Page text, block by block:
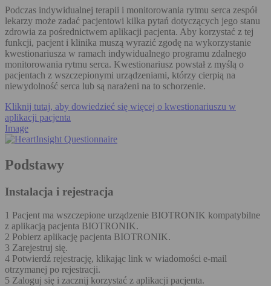
Podczas indywidualnej terapii i monitorowania rytmu serca zespół
lekarzy może zadać pacjentowi kilka pytań dotyczących jego stanu
zdrowia za pośrednictwem aplikacji pacjenta. Aby korzystać z tej
funkcji, pacjent i klinika muszą wyrazić zgodę na wykorzystanie
kwestionariusza w ramach indywidualnego programu zdalnego
monitorowania rytmu serca. Kwestionariusz powstał z myślą o
pacjentach z wszczepionymi urządzeniami, którzy cierpią na
niewydolność serca lub są narażeni na to schorzenie.
Kliknij tutaj, aby dowiedzieć się więcej o kwestionariuszu w
aplikacji pacjenta
Image
Podstawy
Instalacja i rejestracja
1 Pacjent ma wszczepione urządzenie BIOTRONIK kompatybilne
z aplikacją pacjenta BIOTRONIK.
2 Pobierz aplikację pacjenta BIOTRONIK.
3 Zarejestruj się.
4 Potwierdź rejestrację, klikając link w wiadomości e-mail
otrzymanej po rejestracji.
5 Zaloguj się i zacznij korzystać z aplikacji pacjenta.